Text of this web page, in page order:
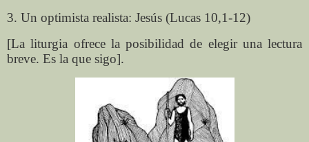
3. Un optimista realista: Jesús (Lucas 10,1-12)
[La liturgia ofrece la posibilidad de elegir una lectura
breve. Es la que sigo].